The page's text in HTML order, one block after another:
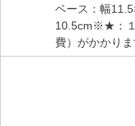
ベース：幅
10.5cm※★：１
費）がかかりま